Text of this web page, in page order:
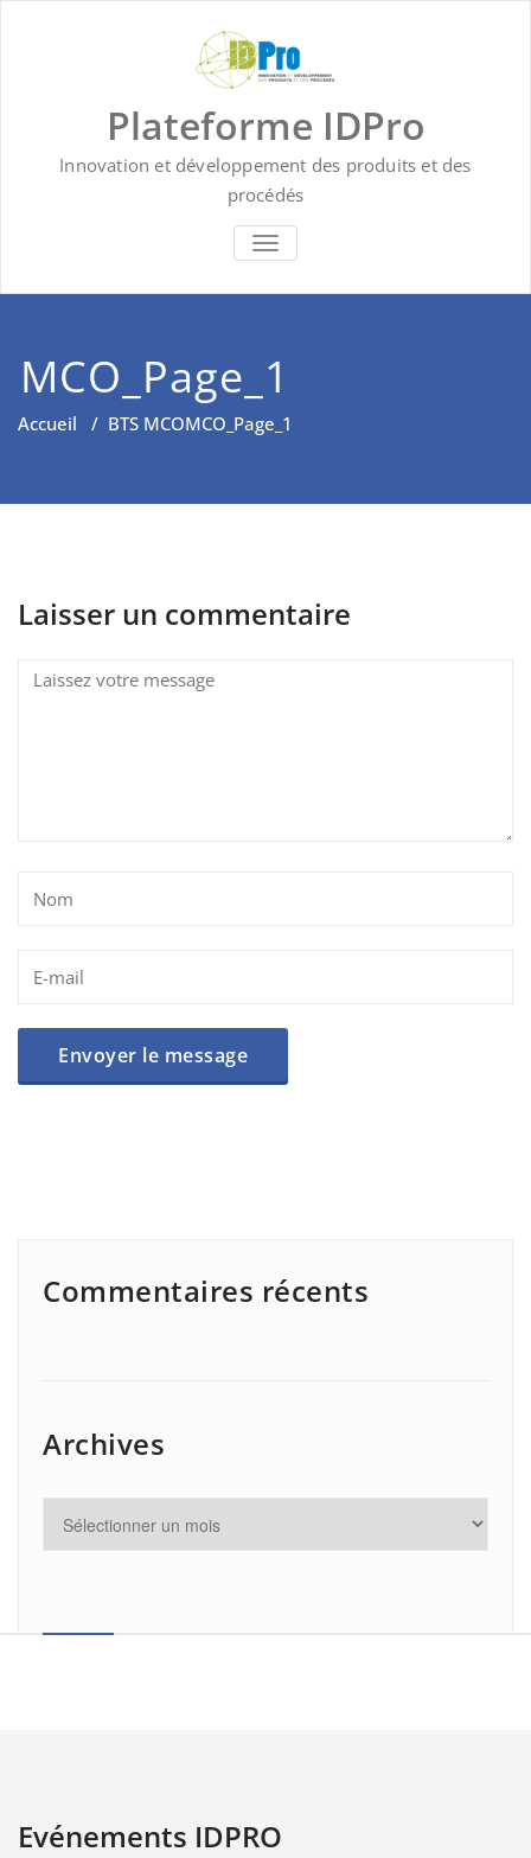
Plateforme IDPro
Innovation et développement des produits et des
procédés
BASCULER LA NAVIGATION
MCO_Page_1
Accueil / BTS MCOMCO_Page_1
Laisser un commentaire
Commentaires récents
Archives
Evénements IDPRO